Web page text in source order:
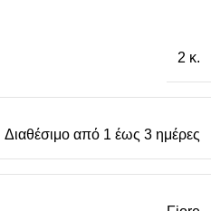
2 κ.
Διαθέσιμο από 1 έως 3 ημέρες